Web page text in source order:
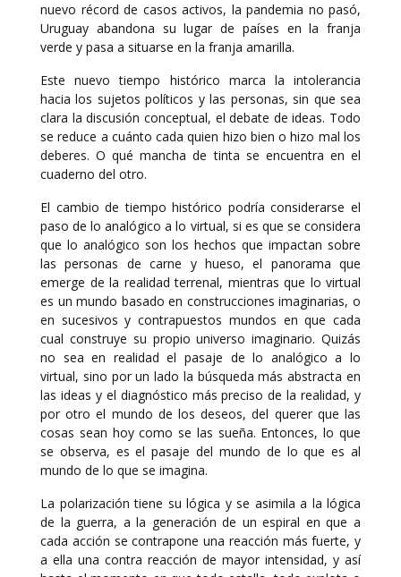
nuevo récord de casos activos, la pandemia no pasó,
Uruguay abandona su lugar de países en la franja
verde y pasa a situarse en la franja amarilla.
Este nuevo tiempo histórico marca la intolerancia
hacia los sujetos políticos y las personas, sin que sea
clara la discusión conceptual, el debate de ideas. Todo
se reduce a cuánto cada quien hizo bien o hizo mal los
deberes. O qué mancha de tinta se encuentra en el
cuaderno del otro.
El cambio de tiempo histórico podría considerarse el
paso de lo analógico a lo virtual, si es que se considera
que lo analógico son los hechos que impactan sobre
las personas de carne y hueso, el panorama que
emerge de la realidad terrenal, mientras que lo virtual
es un mundo basado en construcciones imaginarias, o
en sucesivos y contrapuestos mundos en que cada
cual construye su propio universo imaginario. Quizás
no sea en realidad el pasaje de lo analógico a lo
virtual, sino por un lado la búsqueda más abstracta en
las ideas y el diagnóstico más preciso de la realidad, y
por otro el mundo de los deseos, del querer que las
cosas sean hoy como se las sueña. Entonces, lo que
se observa, es el pasaje del mundo de lo que es al
mundo de lo que se imagina.
La polarización tiene su lógica y se asimila a la lógica
de la guerra, a la generación de un espiral en que a
cada acción se contrapone una reacción más fuerte, y
a ella una contra reacción de mayor intensidad, y así